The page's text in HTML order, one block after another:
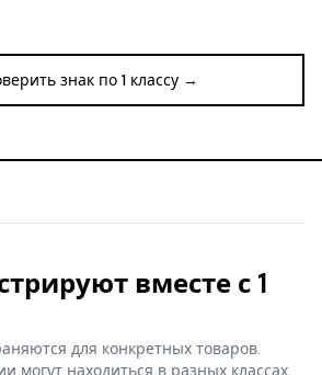
знак по 1 классу →
вместе с 1
для конкретных товаров.
могут находиться в разных классах